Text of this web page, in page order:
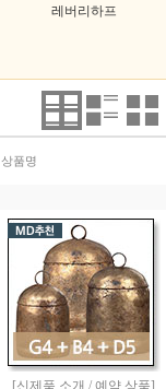
레버리하프
상품명
[신제품 소개 / 예약 상품]